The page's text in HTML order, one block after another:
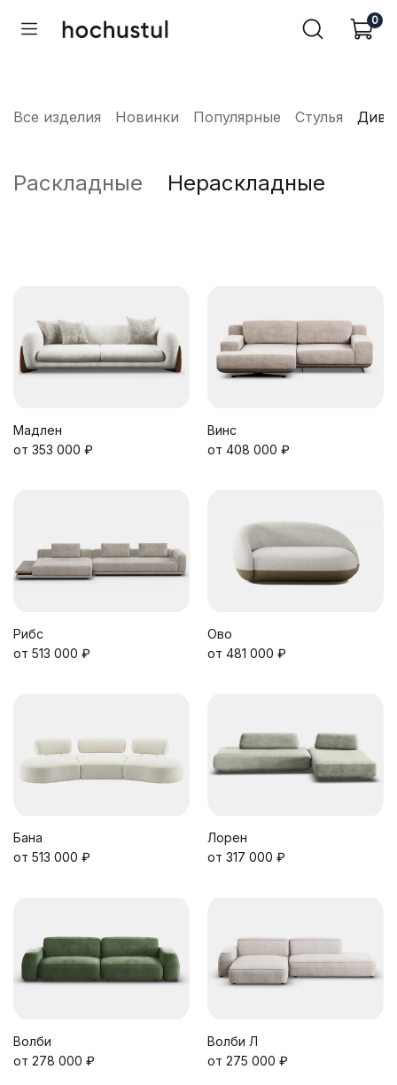
0
Все изделия Новинки Популярные Стулья
Раскладные Нераскладные
Мадлен
от 353 000 ₽
Винс
от 408 000 ₽
Рибс
от 513 000 ₽
Ово
от 481 000 ₽
Бана
от 513 000 ₽
Лорен
от 317 000 ₽
Волби
от 278 000 ₽
Волби Л
от 275 000 ₽